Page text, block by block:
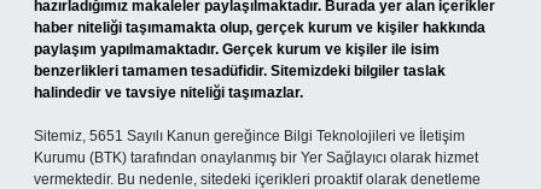
hazırladığımız makaleler paylaşılmaktadır. Burada yer alan içerikler
haber niteliği taşımamakta olup, gerçek kurum ve kişiler hakkında
paylaşım yapılmamaktadır. Gerçek kurum ve kişiler ile isim
benzerlikleri tamamen tesadüfidir. Sitemizdeki bilgiler taslak
halindedir ve tavsiye niteliği taşımazlar.
Sitemiz, 5651 Sayılı Kanun gereğince Bilgi Teknolojileri ve İletişim
Kurumu (BTK) tarafından onaylanmış bir Yer Sağlayıcı olarak hizmet
vermektedir. Bu nedenle, sitedeki içerikleri proaktif olarak denetleme